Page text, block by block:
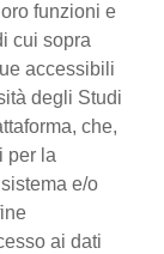
funzioni e
cui sopra
accessibili
degli Studi
che,
per la
e/o
ai dati